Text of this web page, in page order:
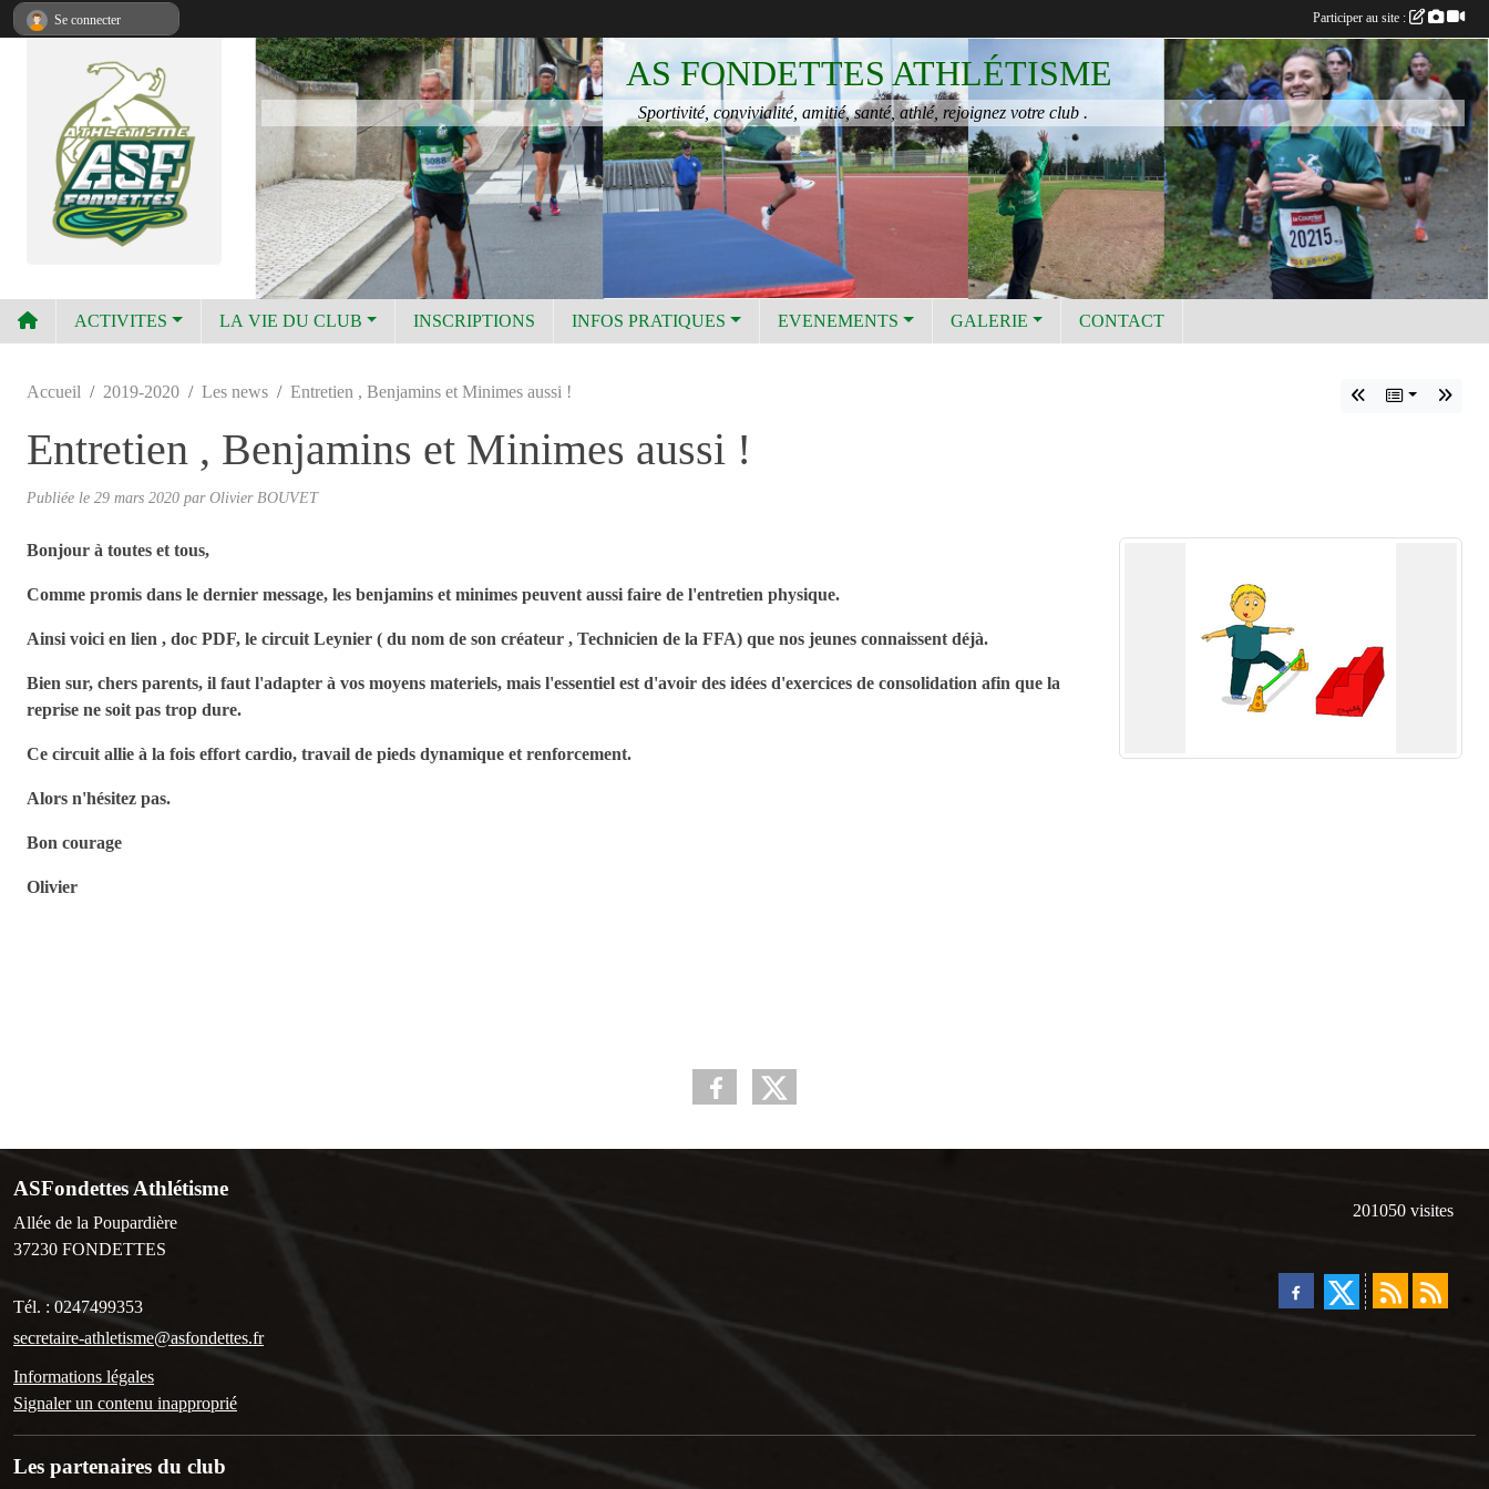
AS FONDETTES ATHLÉTISME
Sportivité, convivialité, amitié, santé, athlé, rejoignez votre club .
ACTIVITES LA VIE DU CLUB INSCRIPTIONS INFOS PRATIQUES EVENEMENTS GALERIE CONTACT
Accueil 2019-2020 Les news Entretien , Benjamins et Minimes aussi !
Entretien , Benjamins et Minimes aussi !
Publiée le 29 mars 2020 par Olivier BOUVET
Bonjour à toutes et tous,
Comme promis dans le dernier message, les benjamins et minimes peuvent aussi faire de l'entretien physique.
Ainsi voici en lien , doc PDF, le circuit Leynier ( du nom de son créateur , Technicien de la FFA) que nos jeunes connaissent déjà.
Bien sur, chers parents, il faut l'adapter à vos moyens materiels, mais l'essentiel est d'avoir des idées d'exercices de consolidation afin que la
reprise ne soit pas trop dure.
Ce circuit allie à la fois effort cardio, travail de pieds dynamique et renforcement.
Alors n'hésitez pas.
Bon courage
Olivier
ASFondettes Athlétisme
Allée de la Poupardière
37230 FONDETTES
Tél. : 0247499353
secretaire-athletisme@asfondettes.fr
Informations légales
Signaler un contenu inapproprié
201050 visites
Les partenaires du club
Se connecter Participer au site :
Panneau de gestion des cookies